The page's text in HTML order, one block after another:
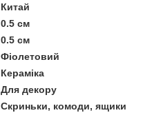
Китай
0.5 см
0.5 см
Фіолетовий
Кераміка
Для декору
Скриньки, комоди, ящики